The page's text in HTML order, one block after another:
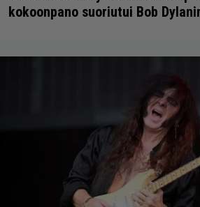
kokoonpano suoriutui Bob